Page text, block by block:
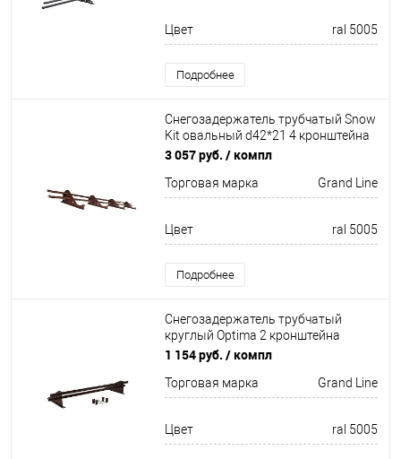
Цвет ral 5005
Подробнее
Снегозадержатель трубчатый Snow
Kit овальный d42*21 4 кронштейна
Оцинков+порошковый окрас
3 057 руб. / компл
Торговая марка Grand Line
Цвет ral 5005
Подробнее
Снегозадержатель трубчатый
круглый Optima 2 кронштейна
Неоцинков+порошковый окрас
1 154 руб. / компл
Торговая марка Grand Line
Цвет ral 5005